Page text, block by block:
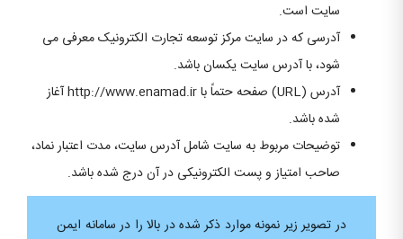
سایت است.
آدرسی که در سایت مرکز توسعه تجارت الکترونیک معرفی می
شود، با آدرس سایت یکسان باشد.
آدرس (URL) صفحه حتماً با http://www.enamad.ir آغاز
شده باشد.
توضیحات مربوط به سایت شامل آدرس سایت، مدت اعتبار نماد،
صاحب امتیاز و پست الکترونیکی در آن درج شده باشد.
در تصویر زیر نمونه موارد ذکر شده در بالا را در سامانه ایمن